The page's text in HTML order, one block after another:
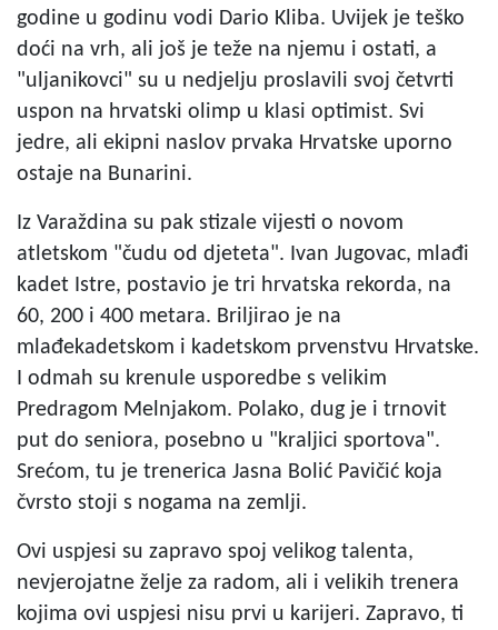
godine u godinu vodi Dario Kliba. Uvijek je teško
doći na vrh, ali još je teže na njemu i ostati, a
"uljanikovci" su u nedjelju proslavili svoj četvrti
uspon na hrvatski olimp u klasi optimist. Svi
jedre, ali ekipni naslov prvaka Hrvatske uporno
ostaje na Bunarini.
Iz Varaždina su pak stizale vijesti o novom
atletskom "čudu od djeteta". Ivan Jugovac, mlađi
kadet Istre, postavio je tri hrvatska rekorda, na
60, 200 i 400 metara. Briljirao je na
mlađekadetskom i kadetskom prvenstvu Hrvatske.
I odmah su krenule usporedbe s velikim
Predragom Melnjakom. Polako, dug je i trnovit
put do seniora, posebno u "kraljici sportova".
Srećom, tu je trenerica Jasna Bolić Pavičić koja
čvrsto stoji s nogama na zemlji.
Ovi uspjesi su zapravo spoj velikog talenta,
nevjerojatne želje za radom, ali i velikih trenera
kojima ovi uspjesi nisu prvi u karijeri. Zapravo, ti